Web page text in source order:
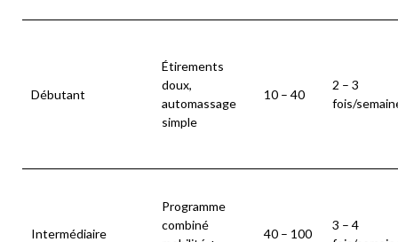
Débutant
Étirements
doux,
automassage
simple
10 – 40
2 – 3
fois/
Intermédiaire
Programme
combiné
40 – 100
3 – 4